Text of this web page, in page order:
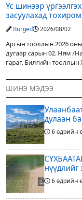
Үс шинээр
засуулахад
Burged 2026/08/02
Аргын тооллын 2026
дугаар сарын 02. Ням /
гараг. Билгийн тооллын
гал Морин жилийн Зуны
хөхөгчин хонь сарын
19, Адъяа /Асралт/
ШИНЭ МЭДЭЭ
дулаан
6 өдрийн
дүнгээ
6 өдрийн